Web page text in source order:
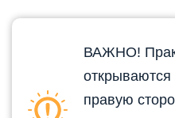
ВАЖНО!
открываются
правую